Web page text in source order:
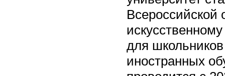
для
иностранных